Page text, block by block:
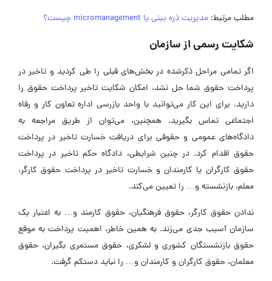
مطلب مرتبط: مدیریت ذره بینی یا micromanagement چیست؟
شکایت رسمی از سازمان
اگر تمامی مراحل ذکرشده در بخش‌های قبلی را طی کردید و تاخیر در
پرداخت حقوق شما حل نشد، امکان شکایت تاخیر پرداخت حقوق را
دارید. برای این کار می‌توانید با واحد بازرسی اداره تعاون کار و رفاه
اجتماعی تماس بگیرید. همچنین، می‌توان از طریق مراجعه به
دادگاه‌های عمومی و حقوقی برای دریافت خسارت تاخیر در پرداخت
حقوق اقدام کرد. در چنین شرایطی، دادگاه حکم تاخیر در پرداخت
حقوق کارگران یا کارمندان و خسارت تاخیر در پرداخت حقوق کارگر،
معلم، بازنشسته و… را تعیین می‌کند.
ندادن حقوق کارگر، حقوق فرهنگیان، حقوق کارمند و… به اعتبار یک
سازمان آسیب جدی می‌زند. به همین خاطر، اهمیت پرداخت به موقع
حقوق بازنشستگان کشوری و لشکری، حقوق مستمری بگیران، حقوق
معلمان، حقوق کارگران و کارمندان و… را نباید دستکم گرفت.